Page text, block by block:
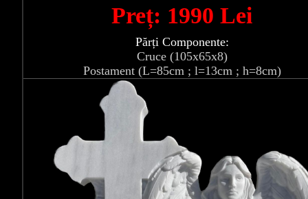
Preț: 1990 Lei
Părți Componente:
Cruce (105x65x8)
Postament (L=85cm ; l=13cm ; h=8cm)